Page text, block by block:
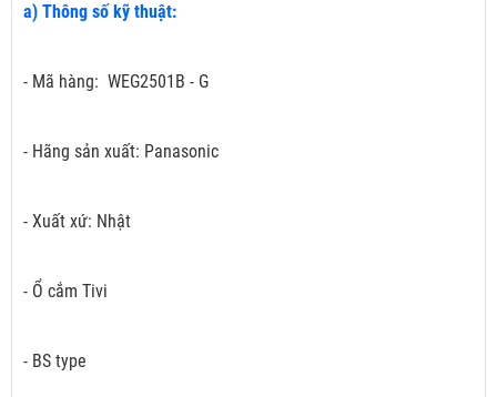
a) Thông số kỹ thuật:
- Mã hàng: WEG2501B - G
- Hãng sản xuất: Panasonic
- Xuất xứ: Nhật
- Ổ cắm Tivi
- BS type